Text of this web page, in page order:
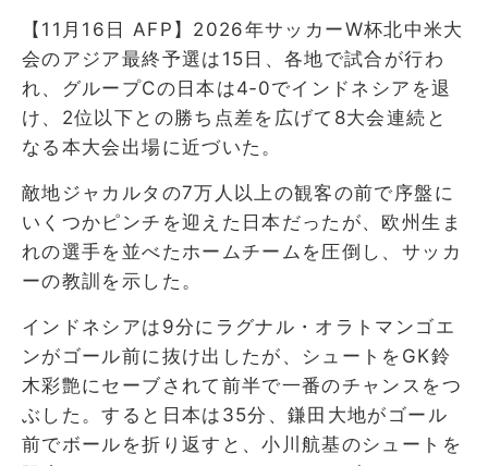
【11月16日 AFP】2026年サッカーW杯北中米大
会のアジア最終予選は15日、各地で試合が行わ
れ、グループCの日本は4‐0でインドネシアを退
け、2位以下との勝ち点差を広げて8大会連続と
なる本大会出場に近づいた。
敵地ジャカルタの7万人以上の観客の前で序盤に
いくつかピンチを迎えた日本だったが、欧州生ま
れの選手を並べたホームチームを圧倒し、サッカ
ーの教訓を示した。
インドネシアは9分にラグナル・オラトマンゴエ
ンがゴール前に抜け出したが、シュートをGK鈴
木彩艶にセーブされて前半で一番のチャンスをつ
ぶした。すると日本は35分、鎌田大地がゴール
前でボールを折り返すと、小川航基のシュートを